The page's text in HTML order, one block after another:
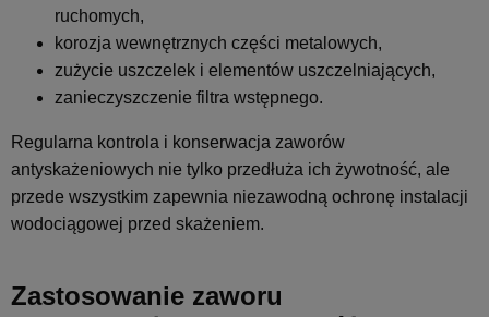
ruchomych,
korozja wewnętrznych części metalowych,
zużycie uszczelek i elementów uszczelniających,
zanieczyszczenie filtra wstępnego.
Regularna kontrola i konserwacja zaworów
antyskażeniowych nie tylko przedłuża ich żywotność, ale
przede wszystkim zapewnia niezawodną ochronę instalacji
wodociągowej przed skażeniem.
Zastosowanie zaworu